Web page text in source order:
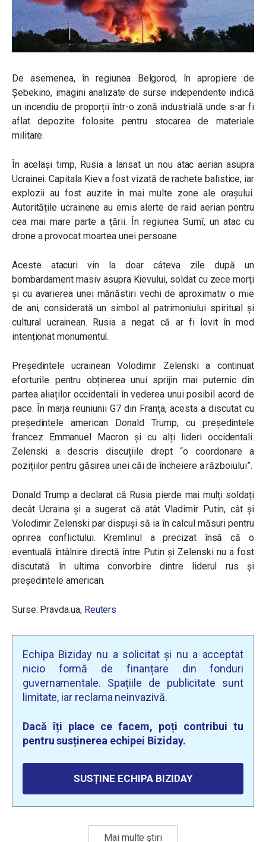
De asemenea, în regiunea Belgorod, în apropiere de
Șebekino, imagini analizate de surse independente indică
un incendiu de proporții într-o zonă industrială unde s-ar fi
aflat depozite folosite pentru stocarea de materiale
militare.
În același timp, Rusia a lansat un nou atac aerian asupra
Ucrainei. Capitala Kiev a fost vizată de rachete balistice, iar
explozii au fost auzite în mai multe zone ale orașului.
Autoritățile ucrainene au emis alerte de raid aerian pentru
cea mai mare parte a țării. În regiunea Sumî, un atac cu
drone a provocat moartea unei persoane.
Aceste atacuri vin la doar câteva zile după un
bombardament masiv asupra Kievului, soldat cu zece morți
și cu avarierea unei mănăstiri vechi de aproximativ o mie
de ani, considerată un simbol al patrimoniului spiritual și
cultural ucrainean. Rusia a negat că ar fi lovit în mod
intenționat monumentul.
Președintele ucrainean Volodimir Zelenski a continuat
eforturile pentru obținerea unui sprijin mai puternic din
partea aliaților occidentali în vederea unui posibil acord de
pace. În marja reuniunii G7 din Franța, acesta a discutat cu
președintele american Donald Trump, cu președintele
francez Emmanuel Macron și cu alți lideri occidentali.
Zelenski a descris discuțiile drept “o coordonare a
pozițiilor pentru găsirea unei căi de încheiere a războiului”.
Donald Trump a declarat că Rusia pierde mai mulți soldați
decât Ucraina și a sugerat că atât Vladimir Putin, cât și
Volodimir Zelenski par dispuși să ia în calcul măsuri pentru
oprirea conflictului. Kremlinul a precizat însă că o
eventuală întâlnire directă între Putin și Zelenski nu a fost
discutată în ultima convorbire dintre liderul rus și
președintele american.
Surse: Pravda.ua, Reuters
Echipa Biziday nu a solicitat și nu a acceptat
nicio formă de finanțare din fonduri
guvernamentale. Spațiile de publicitate sunt
limitate, iar reclama neinvazivă.
Dacă îți place ce facem, poți contribui tu
pentru susținerea echipei Biziday.
SUSȚINE ECHIPA BIZIDAY
Mai multe știri